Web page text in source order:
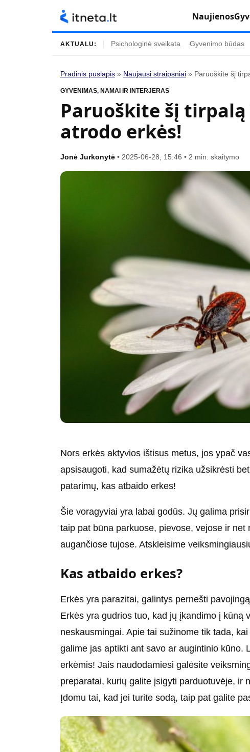
Naujienos
Turinys
Naujausi straipsniai
Gyvenimas
Mada
Mokslas
Horoskopai
Kulinarija
Gyvenimo būdas
Vasaros mada
Tėvai ir vaikai
AKTUALU: Psichologinė sveikata Gyvenimo būdas
Pradinis puslapis » Naujausi straipsniai » Paruoškite šį
GYVENIMAS, NAMAI IR INTERJERAS
Paruoškite šį
atrodo erkės!
Jonė Jurkonytė • 2025-06-28, 15:46 • 2 min. skaitymo
Nors erkės aktyvios ištisus metus, jos ypač
apsisaugoti, kad sumažėtų rizika užsikrėsti
patarimų, kas atbaido erkes!
Šie voragyviai yra labai godūs. Jų galima
taip pat būna parkuose, pievose, vejose ir
augančiose tujose. Atskleisime
Kas atbaido erkes?
Erkės yra parazitai, galintys pernešti
Erkės yra gudrios tuo, kad jų įkandimo į kūną
neskausmingai. Apie tai sužinome tik tada,
galime jas aptikti ant savo ar augintinio kūno.
erkėmis! Jais naudodamiesi galėsite
preparatai, kurių galite įsigyti parduotuvėje, ir
Įdomu tai, kad jei turite sodą, taip pat galite